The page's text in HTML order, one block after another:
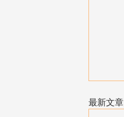
最新文章